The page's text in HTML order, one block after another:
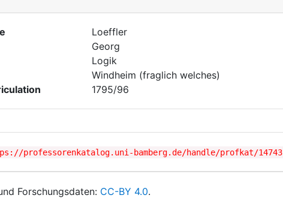
Loeffler
Georg
Logik
Windheim (fraglich welches)
1795/96
professorenkatalog.uni-bamberg.de/handle/profkat/14743
Forschungsdaten: CC-BY 4.0.